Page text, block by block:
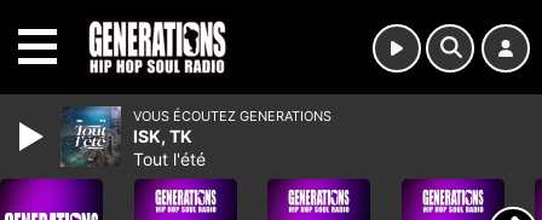
VOUS ÉCOUTEZ GENERATIONS
ISK, TK
Tout l'été